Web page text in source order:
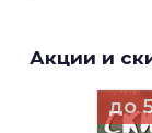
Акции и
до